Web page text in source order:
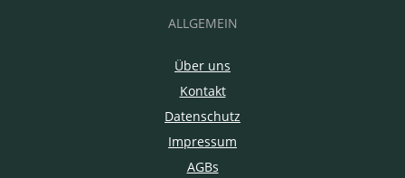
ALLGEMEIN
Über uns
Kontakt
Datenschutz
Impressum
AGBs